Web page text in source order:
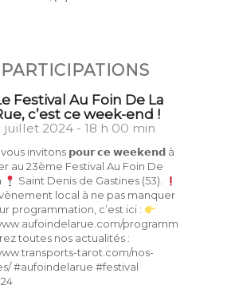
Festival Au Foin De La
c’est ce week-end !
juillet 2024 - 18 h 00 min
vous invitons 𝗽𝗼𝘂𝗿 𝗰𝗲 𝘄𝗲𝗲𝗸𝗲𝗻𝗱 à
au 23ème Festival Au Foin De
Saint Denis de Gastines (53).
local à ne pas manquer
programmation, c’est ici :
programmation/
toutes nos actualités :
tarot.com/nos-
#aufoindelarue #festival